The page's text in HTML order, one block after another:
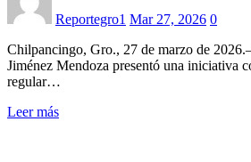
Reportegro1 Mar 27, 2026 0
Chilpancingo, Gro., 27 de marzo de
Jiménez Mendoza presentó una iniciativa
regular…
Leer más